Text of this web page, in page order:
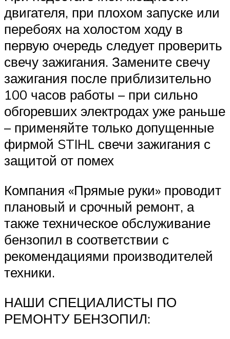
двигателя, при плохом запуске или
перебоях на холостом ходу в
первую очередь следует проверить
свечу зажигания. Замените свечу
зажигания после приблизительно
100 часов работы – при сильно
обгоревших электродах уже раньше
– применяйте только допущенные
фирмой STIHL свечи зажигания с
защитой от помех
Компания «Прямые руки» проводит
плановый и срочный ремонт, а
также техническое обслуживание
бензопил в соответствии с
рекомендациями производителей
техники.
НАШИ СПЕЦИАЛИСТЫ ПО
РЕМОНТУ БЕНЗОПИЛ: